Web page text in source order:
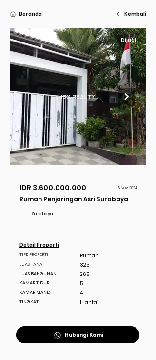
Beranda Kembali
Dijual
IDR 3.600.000.000 6 Nov 2024
Rumah Penjaringan Asri Surabaya
Surabaya
Detail Properti
TIPE PROPERTI
LUAS TANAH
LUAS BANGUNAN
KAMAR TIDUR
KAMAR MANDI
TINGKAT
Rumah
325
265
5
4
1 Lantai
Hubungi Kami